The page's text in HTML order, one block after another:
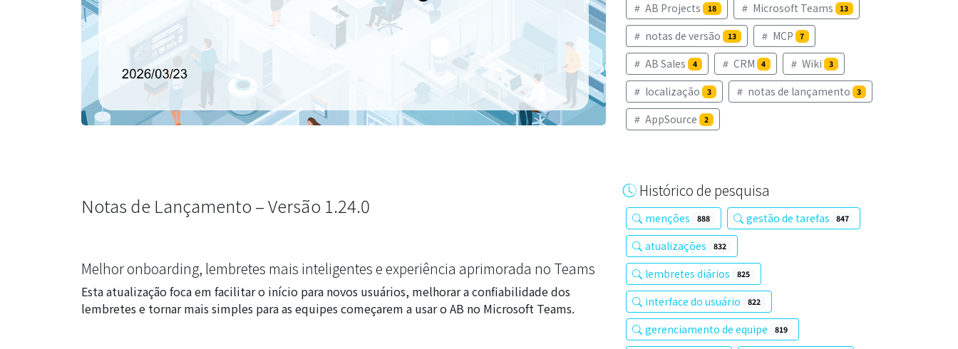
Notas de Lançamento – Versão 1.24.0
Melhor onboarding, lembretes mais inteligentes e experiência aprimorada no Teams
Esta atualização foca em facilitar o início para novos usuários, melhorar a confiabilidade dos
lembretes e tornar mais simples para as equipes começarem a usar o AB no Microsoft Teams.
AB Projects 18 Microsoft Teams 13
notas de versão 13 MCP 7
AB Sales 4 CRM 4 Wiki 3
localização 3 notas de lançamento 3
AppSource 2
Histórico de pesquisa
menções 888 gestão de tarefas 847
atualizações 832
lembretes diários 825
interface do usuário 822
gerenciamento de equipe 819